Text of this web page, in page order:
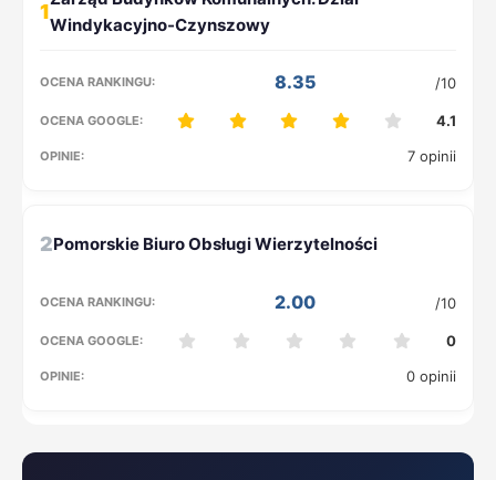
1
8.35 /10
4.1
7 opinii
2
2.00 /10
0
0 opinii